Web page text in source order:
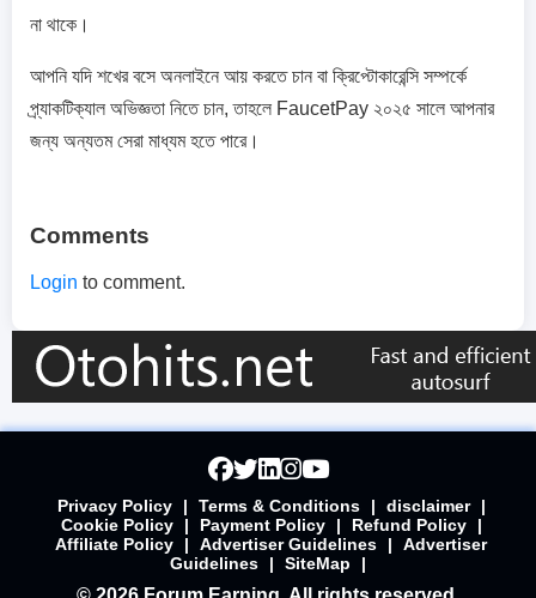
না থাকে।
আপনি যদি শখের বসে অনলাইনে আয় করতে চান বা ক্রিপ্টোকারেন্সি সম্পর্কে
প্র্যাকটিক্যাল অভিজ্ঞতা নিতে চান, তাহলে FaucetPay ২০২৫ সালে আপনার
জন্য অন্যতম সেরা মাধ্যম হতে পারে।
Comments
Login to comment.
Privacy Policy | Terms & Conditions | disclaimer
|
Cookie Policy
| Payment Policy | Refund Policy
|
Affiliate Policy
| Advertiser Guidelines |
Advertiser
Guidelines
| SiteMap |